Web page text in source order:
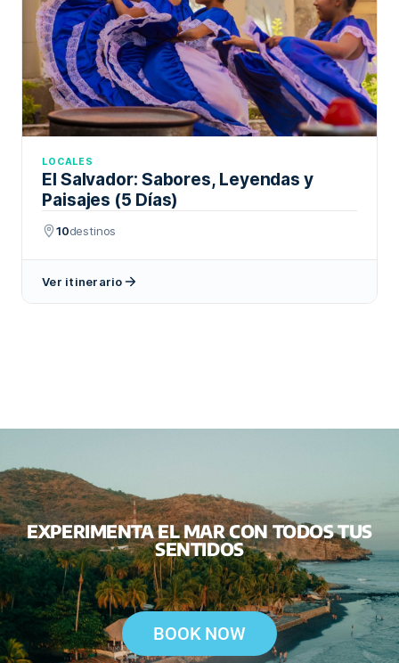
LOCALES
El Salvador: Sabores, Leyendas y
Paisajes (5 Días)
10destinos
Ver itinerario
EXPERIMENTA EL MAR CON TODOS TUS
SENTIDOS
BOOK NOW